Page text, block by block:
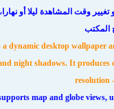
وقت المشاهدة ليلا أو
المكتب
dynamic desktop wallpaper
night shadows. It produces
resolution
map and globe views,